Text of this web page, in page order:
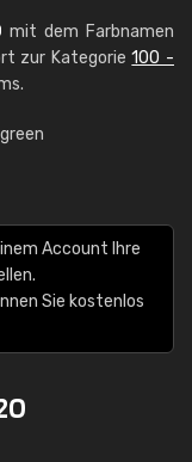
mit dem Farbnamen
zur Kategorie100 -
Account Ihre
Sie kostenlos